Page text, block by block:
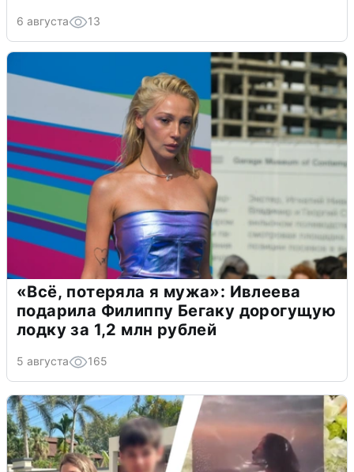
6 августа 13
«Всё, потеряла я мужа»: Ивлеева
подарила Филиппу Бегаку дорогущую
лодку за 1,2 млн рублей
5 августа 165